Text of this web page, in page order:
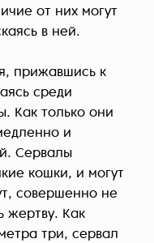
от них могут
в ней.
прижавшись к
среди
Как только они
и
Сервалы
кошки, и могут
совершенно не
жертву. Как
три, сервал